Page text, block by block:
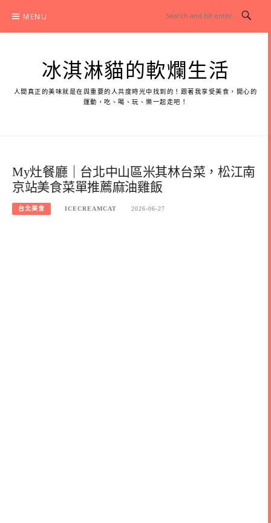
content
MENU
冰淇淋貓的軟爛生活
人間真正的美味就是在與重要的人共度時光中找到的！跟著我享受美食，開心的
運動，吃、喝、玩、樂一起走吧！
My灶餐廳｜台北中山區米其林台菜，松江南
京站美食菜單推薦麻油雞飯
台北美食 ICECREAMCAT 2026-06-27